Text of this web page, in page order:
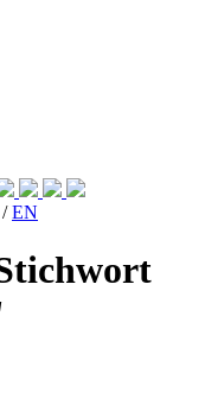
/EN